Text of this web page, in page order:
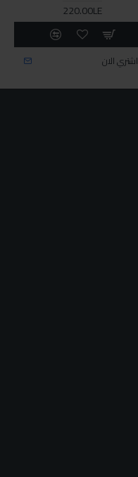
220.00LE
اشتري الان